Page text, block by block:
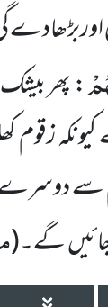
: پھر بیشک
زقوم
دوسرے
گے۔(